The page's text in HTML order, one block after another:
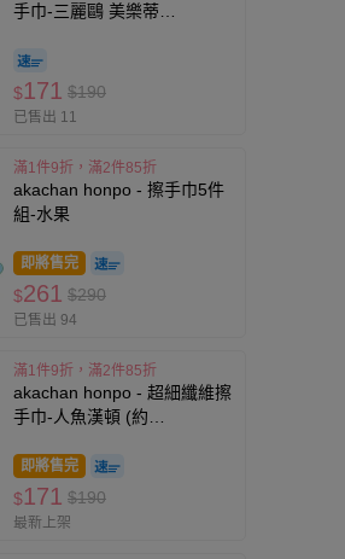
手巾-三麗鷗 美樂蒂
$171 $190
已售出 11
滿1件9折，滿2件85折
akachan honpo - 擦手巾5件
組-水果
即將售完
$261 $290
已售出 94
滿1件9折，滿2件85折
akachan honpo - 超細纖維擦
手巾-人魚漢頓 (約
即將售完
$171 $190
最新上架